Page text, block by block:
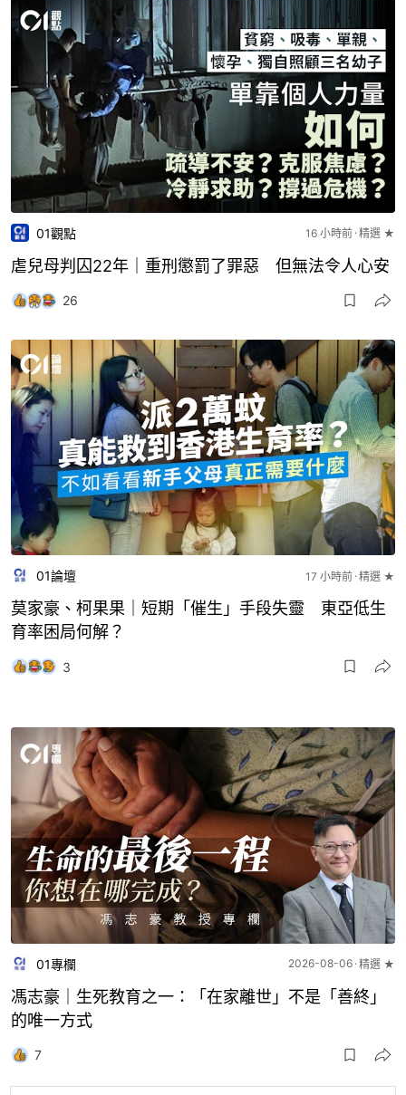
01觀點 16 小時前 精選 ★
虐兒母判囚22年｜重刑懲罰了罪惡 但無法令人心安
26
01論壇 17 小時前 精選 ★
莫家豪、柯果果｜短期「催生」手段失靈 東亞低生
育率困局何解？
3
01專欄 2026-08-06 精選 ★
馮志豪｜生死教育之一：「在家離世」不是「善終」
的唯一方式
7